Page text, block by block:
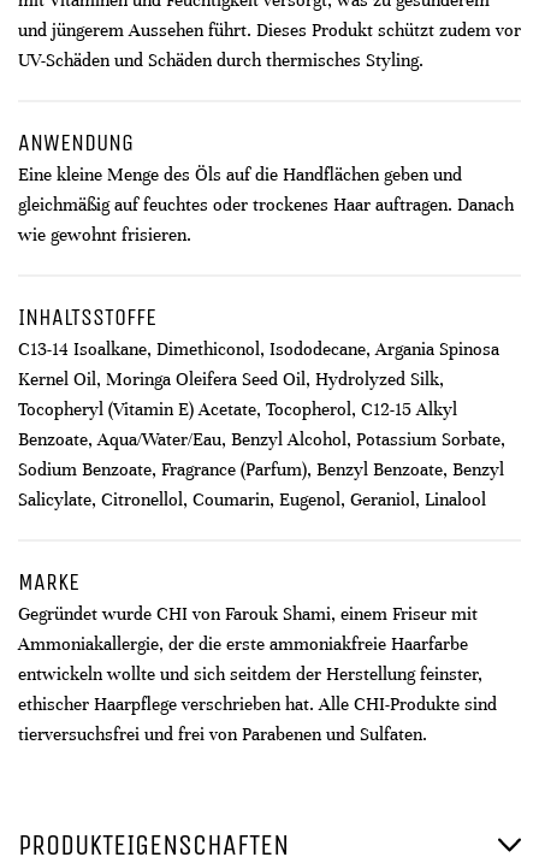
und jüngerem Aussehen führt. Dieses Produkt schützt zudem vor
UV-Schäden und Schäden durch thermisches Styling.
ANWENDUNG
Eine kleine Menge des Öls auf die Handflächen geben und
gleichmäßig auf feuchtes oder trockenes Haar auftragen. Danach
wie gewohnt frisieren.
INHALTSSTOFFE
C13-14 Isoalkane, Dimethiconol, Isododecane, Argania Spinosa
Kernel Oil, Moringa Oleifera Seed Oil, Hydrolyzed Silk,
Tocopheryl (Vitamin E) Acetate, Tocopherol, C12-15 Alkyl
Benzoate, Aqua/Water/Eau, Benzyl Alcohol, Potassium Sorbate,
Sodium Benzoate, Fragrance (Parfum), Benzyl Benzoate, Benzyl
Salicylate, Citronellol, Coumarin, Eugenol, Geraniol, Linalool
MARKE
Gegründet wurde CHI von Farouk Shami, einem Friseur mit
Ammoniakallergie, der die erste ammoniakfreie Haarfarbe
entwickeln wollte und sich seitdem der Herstellung feinster,
ethischer Haarpflege verschrieben hat. Alle CHI-Produkte sind
tierversuchsfrei und frei von Parabenen und Sulfaten.
PRODUKTEIGENSCHAFTEN